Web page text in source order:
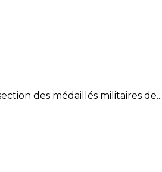
des médaillés militaires de...